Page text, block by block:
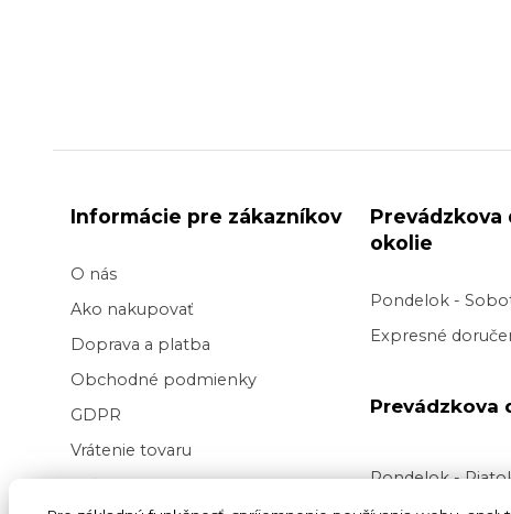
Informácie pre zákazníkov
O nás
Ako nakupovať
Doprava a platba
Obchodné podmienky
GDPR
Vrátenie tovaru
Veľkoobchod kvetov
Prevádzkova
okolie
Pondelok -
Expresné
Prevádzkova
Pondelok -